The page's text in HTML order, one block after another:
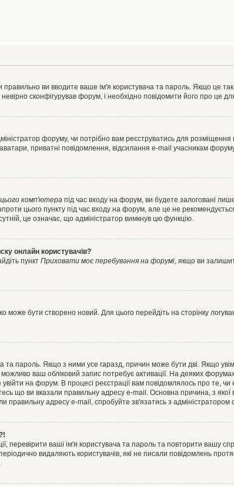
ви вводите ваше ім'я користувача та пароль. Якщо це
сконфігурував форум, і необхідно повідомити його про це
форуму, чи потрібно вам реєструватись для
приватні повідомлення, відсилання e-mail учасникам
комп'ютера під час входу на форум, ви будете залоговані
цього пункту під час входу на форум, але це не
це означає, що адміністратор вимкнув цю функцію.
онлайн користувачів?
пункт Приховати моє перебування на форумі, якщо ви
бути створено новий. Для цього перейдіть на сторінку
та пароль. Якщо з ними усе гаразд, причин може бути дві. Якщо
ваш обліковий запис потребує активації. На деяких
на форум. В процесі реєстрації вам повідомлялось про те,
що ви вказали правильну адресу e-mail. Основна причина, з
адресу e-mail, спробуйте зв'язатись з адміністратором
перевірити ваші ім'я користувача та пароль та повторити вашу
видаляють користувачів, які не писали повідомлень